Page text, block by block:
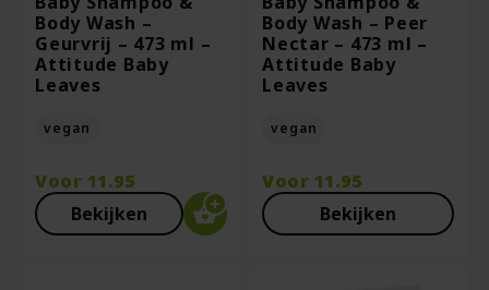
Body Wash –
Geurvrij – 473 ml –
Attitude Baby
Leaves
vegan
Voor 11.95
Bekijken
Body Wash – Peer
Nectar – 473 ml –
Attitude Baby
Leaves
vegan
Voor 11.95
Bekijken